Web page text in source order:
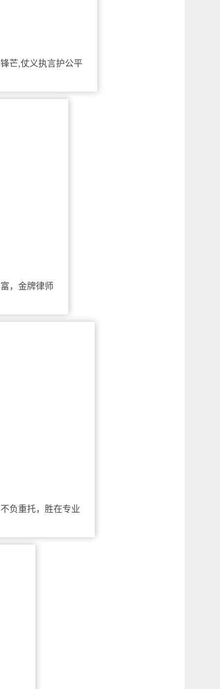
芒,仗义执言护公平
，金牌律师
负重托，胜在专业